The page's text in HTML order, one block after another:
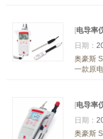
[电导率
日期：
奥豪斯
一款原
[电导率
日期：
奥豪斯